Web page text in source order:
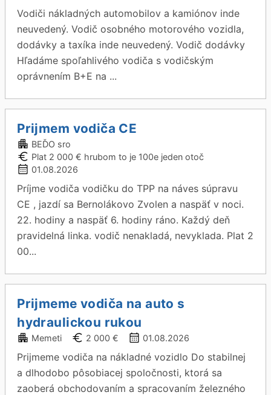
Vodiči nákladných automobilov a kamiónov inde
neuvedený. Vodič osobného motorového vozidla,
dodávky a taxíka inde neuvedený. Vodič dodávky
Hľadáme spoľahlivého vodiča s vodičským
oprávnením B+E na ...
Prijmem vodiča CE
BEĎO sro
Plat 2 000 € hrubom to je 100e jeden otoč
01.08.2026
Príjme vodiča vodičku do TPP na náves súpravu
CE , jazdí sa Bernolákovo Zvolen a naspäť v noci.
22. hodiny a naspäť 6. hodiny ráno. Každý deň
pravidelná linka. vodič nenakladá, nevyklada. Plat 2
00...
Prijmeme vodiča na auto s
hydraulickou rukou
Memeti 2 000 € 01.08.2026
Prijmeme vodiča na nákladné vozidlo Do stabilnej
a dlhodobo pôsobiacej spoločnosti, ktorá sa
zaoberá obchodovaním a spracovaním železného